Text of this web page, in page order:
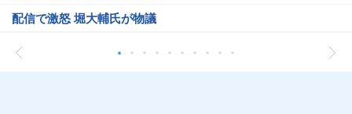
配信で激怒 堀大輔氏が物議